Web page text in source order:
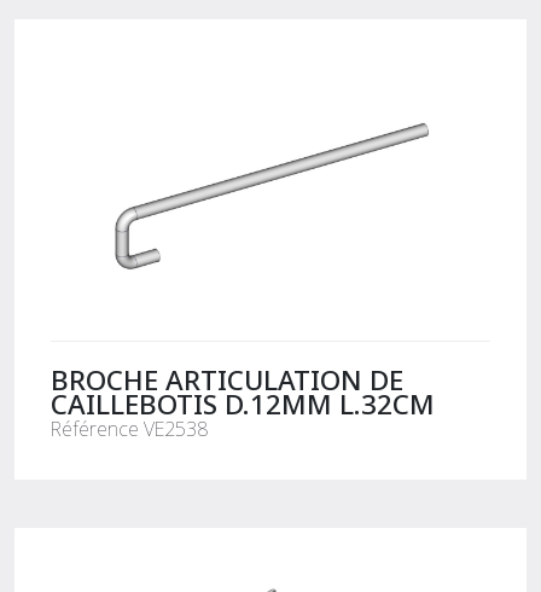
BROCHE ARTICULATION DE
CAILLEBOTIS D.12MM L.32CM
Référence VE2538